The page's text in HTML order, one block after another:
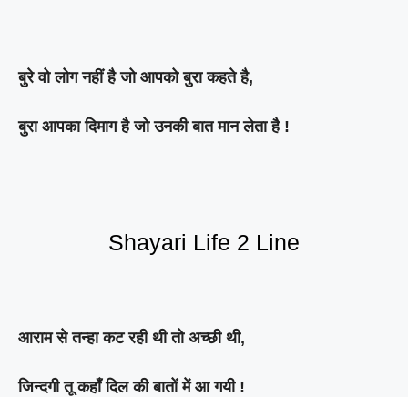
बुरे वो लोग नहीं है जो आपको बुरा कहते है,
बुरा आपका दिमाग है जो उनकी बात मान लेता है !
Shayari Life 2 Line
आराम से तन्हा कट रही थी तो अच्छी थी,
जिन्दगी तू कहाँ दिल की बातों में आ गयी !